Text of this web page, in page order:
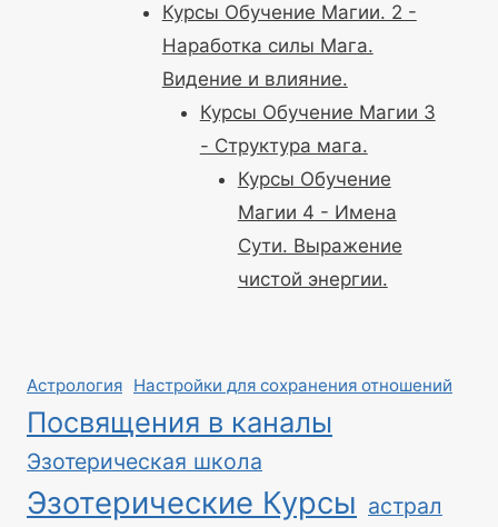
Курсы Обучение Магии. 2 -
Наработка силы Мага.
Видение и влияние.
Курсы Обучение Магии 3
- Структура мага.
Курсы Обучение
Магии 4 - Имена
Сути. Выражение
чистой энергии.
Астрология Настройки для сохранения отношений
Посвящения в каналы
Эзотерическая школа
Эзотерические Курсы астрал